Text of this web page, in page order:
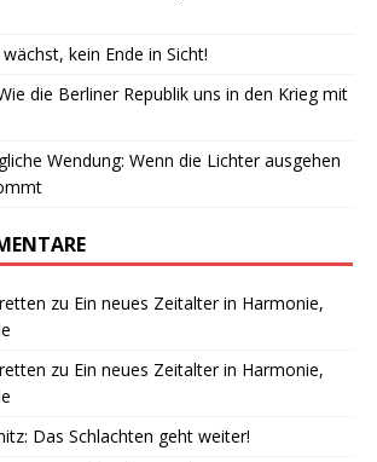
kein Ende in Sicht!
die Berliner Republik uns in den Krieg mit
Wendung: Wenn die Lichter ausgehen
zu Ein neues Zeitalter in Harmonie,
zu Ein neues Zeitalter in Harmonie,
Das Schlachten geht weiter!